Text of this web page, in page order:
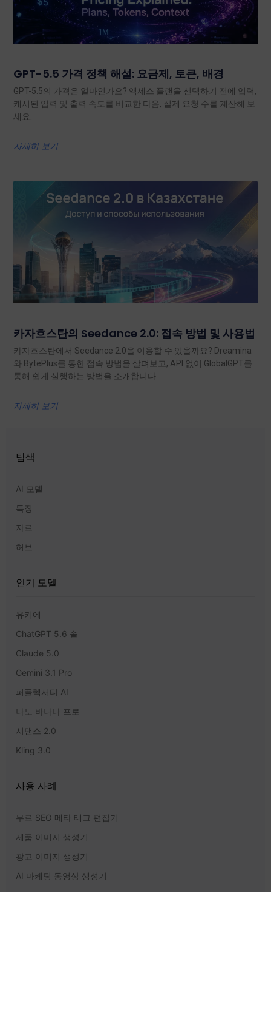
GPT-5.5 가격 정책 해설: 요금제, 토큰, 배경
GPT-5.5의 가격은 얼마인가요? 액세스 플랜을 선택하기 전에 입력,
캐시된 입력 및 출력 속도를 비교한 다음, 실제 요청 수를 계산해 보
세요.
자세히 보기
카자흐스탄의 Seedance 2.0: 접속 방법 및 사용법
카자흐스탄에서 Seedance 2.0을 이용할 수 있을까요? Dreamina
와 BytePlus를 통한 접속 방법을 살펴보고, API 없이 GlobalGPT를
통해 쉽게 실행하는 방법을 소개합니다.
자세히 보기
탐색
AI 모델
특징
자료
허브
인기 모델
유키에
ChatGPT 5.6 솔
Claude 5.0
Gemini 3.1 Pro
퍼플렉서티 AI
나노 바나나 프로
시댄스 2.0
Kling 3.0
사용 사례
무료 SEO 메타 태그 편집기
제품 이미지 생성기
광고 이미지 생성기
AI 마케팅 동영상 생성기
AI 유튜브 동영상 생성기